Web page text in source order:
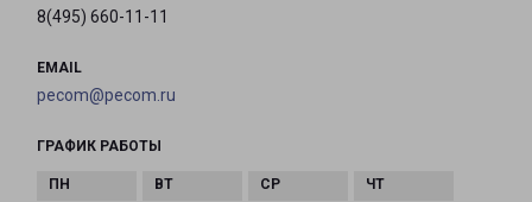
8(495) 660-11-11
EMAIL
pecom@pecom.ru
ГРАФИК РАБОТЫ